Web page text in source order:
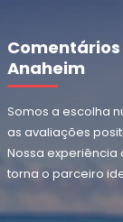
Anaheim
Somos a escolha
as avaliações
Nossa experiência
torna o parceiro